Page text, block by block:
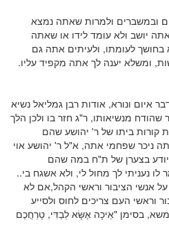
ובמשברים ולמרות שאתה נמצא
יושב ולא עומד לידו או שאתה
בחושך לעומתו, ולעיתים אתה גם
ומשלא יענה לך אתה מקפיד עליו.
ונורא, אודות רבן גמליאל נשיא
מנשיאותו, ר"ג חזר בו ולכן הלך
קורות ביתו של ר' יהושע שהם
ניכר שפחמי אתה, א"ל ר' יהושע אוי
בצערן של ת"ח במה שהם
נעניתי לך מחול לי, ולא אשגח בי..
אנשי הציבור וראשי הקהל,אם לא
וראשי העם צריכים לחוס ולסייע
בסימן "אֵיכָה אֶשָּׂא לְבַדִּי, טָרְחֲכֶם